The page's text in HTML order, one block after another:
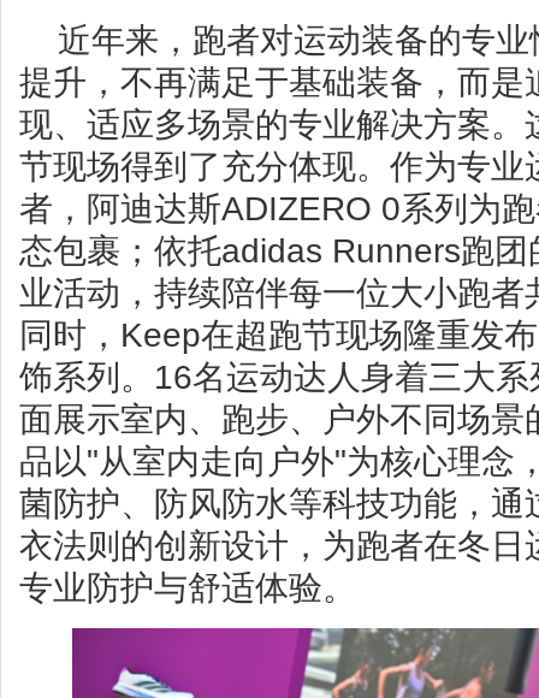
近年来，跑者对运动装备的专
提升，不再满足于基础装备，而是
现、适应多场景的专业解决方案。
节现场得到了充分体现。作为专业
者，阿迪达斯ADIZERO 0系列为
态包裹；依托adidas Runners跑
业活动，持续陪伴每一位大小跑
同时，Keep在超跑节现场隆重发
饰系列。16名运动达人身着三大
面展示室内、跑步、户外不同场景
品以"从室内走向户外"为核心理念
菌防护、防风防水等科技功能，通
衣法则的创新设计，为跑者在冬日
专业防护与舒适体验。